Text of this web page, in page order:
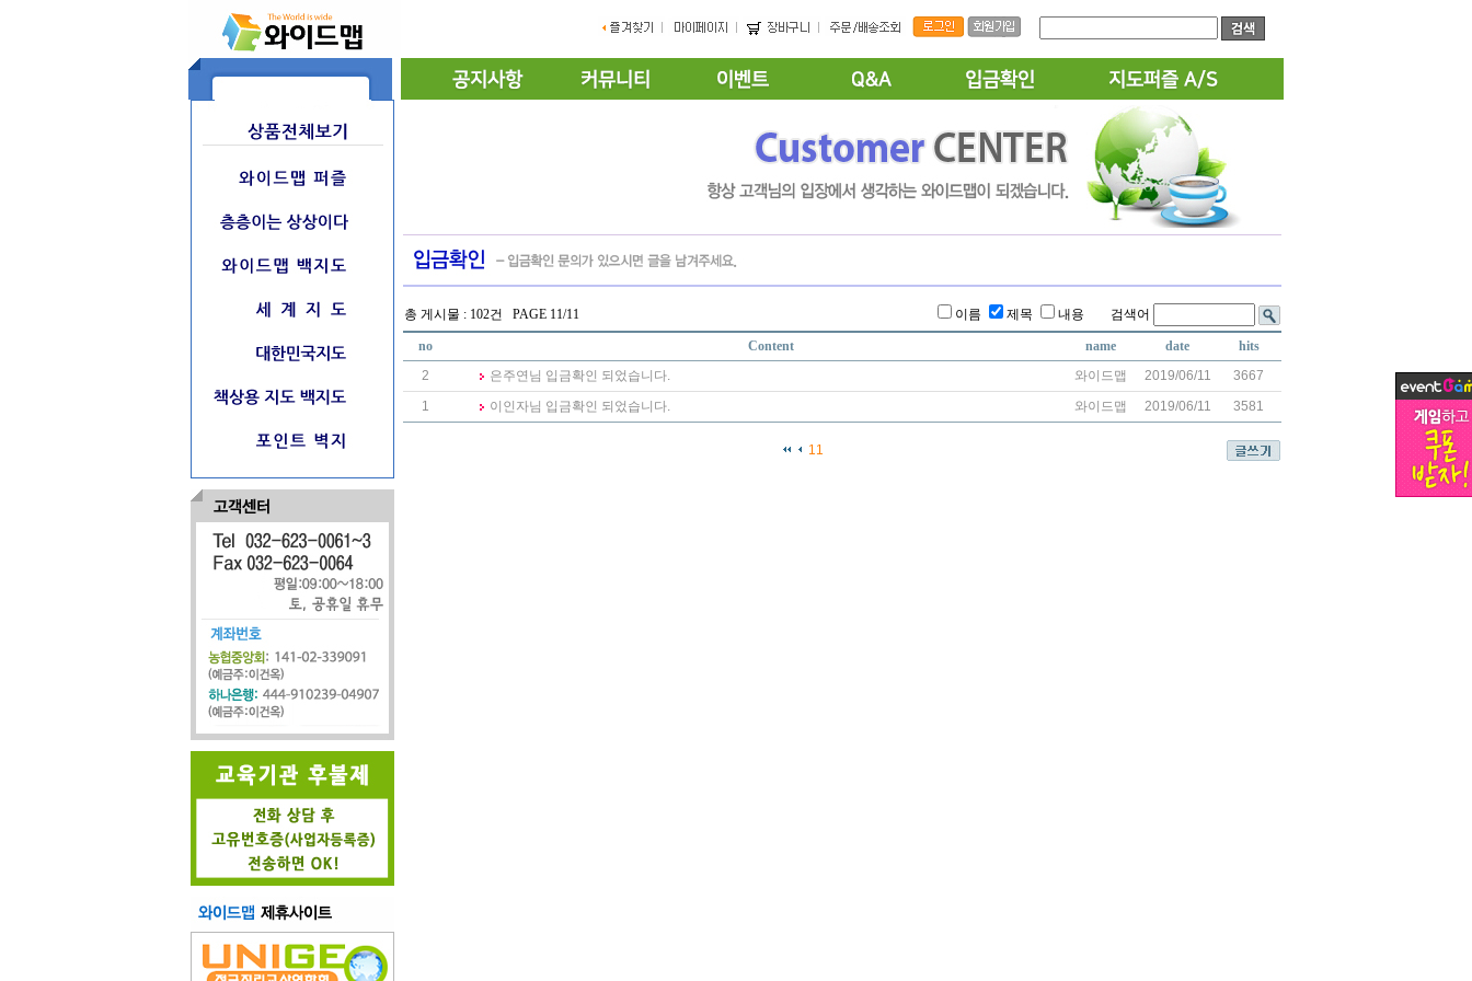
총 게시물 : 102건 PAGE 11/11 이름 제목 내용 검색어
no Content name date
hits
2
은주연님 입금확인 되었습니다. 와이드맵 2019/06/11
3667
1
이인자님 입금확인 되었습니다. 와이드맵 2019/06/11 3581
11